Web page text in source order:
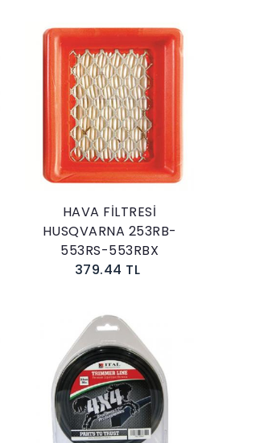
Sepete Ekle
HAVA FİLTRESİ
HUSQVARNA 253RB-
553RS-553RBX
379.44 TL
Sepete Ekle